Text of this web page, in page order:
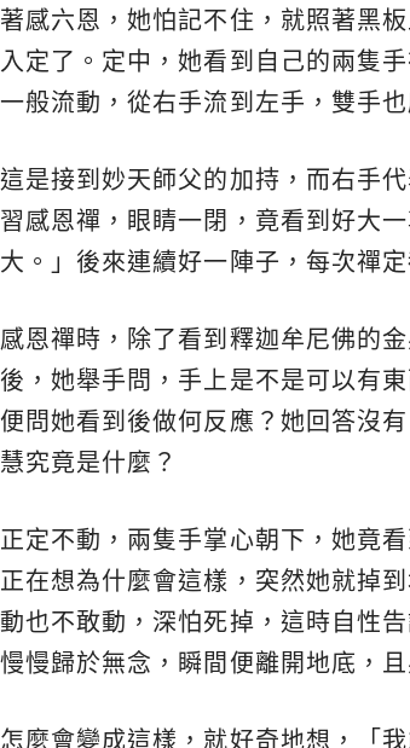
感六恩，她怕記不住，就照著黑
定了。定中，她看到自己的兩隻
般流動，從右手流到左手，雙手也
是接到妙天師父的加持，而右手
感恩禪，眼睛一閉，竟看到好大
。」後來連續好一陣子，每次禪
恩禪時，除了看到釋迦牟尼佛的
，她舉手問，手上是不是可以有
問她看到後做何反應？她回答沒
究竟是什麼？
定不動，兩隻手掌心朝下，她竟
在想為什麼會這樣，突然她就掉
也不敢動，深怕死掉，這時自性
慢歸於無念，瞬間便離開地底，
麼會變成這樣，就好奇地想，「